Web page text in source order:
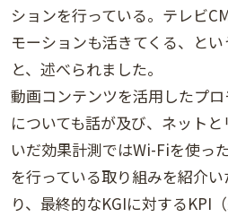
ションを行っている。テレビ
モーションも活きてくる、とい
と、述べられました。
動画コンテンツを活用したプ
についても話が及び、ネット
いだ効果計測ではWi-Fiを使っ
を行っている取り組みを紹介
り、最終的なKGIに対するKPI